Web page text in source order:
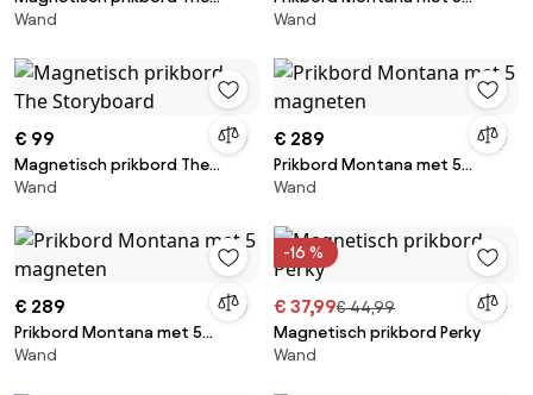
Storyboard
Wand
magneten
Wand
€ 99
Magnetisch prikbord The
Storyboard
Wand
€ 289
Prikbord Montana met 5
magneten
Wand
€ 289
Prikbord Montana met 5
magneten
Wand
-16 %
€ 37,99€ 44,99
Magnetisch prikbord Perky
Wand